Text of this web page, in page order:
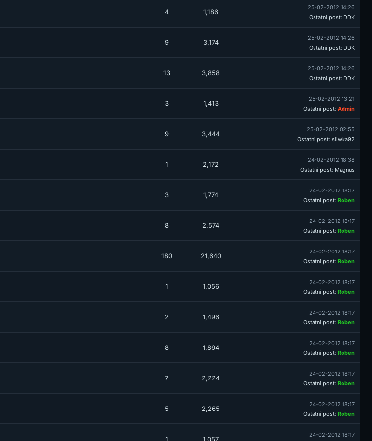
4 1,186
25-02-2012 14:26
Ostatni post: DDK
9 3,174
25-02-2012 14:26
Ostatni post: DDK
13 3,858
25-02-2012 14:26
Ostatni post: DDK
3 1,413
25-02-2012 13:21
Ostatni post: Admin
9 3,444
25-02-2012 02:55
Ostatni post: sliwka92
1 2,172
24-02-2012 18:38
Ostatni post: Magnus
3 1,774
24-02-2012 18:17
Ostatni post: Roben
8 2,574
24-02-2012 18:17
Ostatni post: Roben
180 21,640
24-02-2012 18:17
Ostatni post: Roben
1 1,056
24-02-2012 18:17
Ostatni post: Roben
2 1,496
24-02-2012 18:17
Ostatni post: Roben
8 1,864
24-02-2012 18:17
Ostatni post: Roben
7 2,224
24-02-2012 18:17
Ostatni post: Roben
5 2,265
24-02-2012 18:17
Ostatni post: Roben
1 1,057
24-02-2012 18:17